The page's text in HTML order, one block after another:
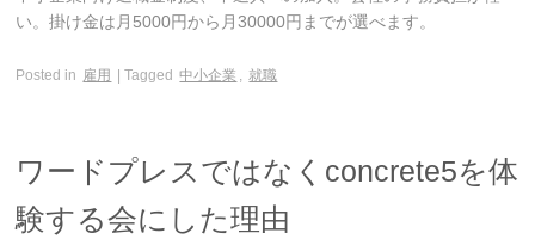
い。掛け金は月5000円から月30000円までが選べます。
Posted in 雇用 | Tagged 中小企業 , 就職
ワードプレスではなくconcrete5を体
験する会にした理由